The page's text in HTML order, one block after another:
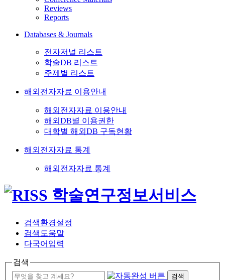
Reviews
Reports
Databases & Journals
전자저널 리스트
학술DB 리스트
주제별 리스트
해외전자자료 이용안내
해외전자자료 이용안내
해외DB별 이용권한
대학별 해외DB 구독현황
해외전자자료 통계
해외전자자료 통계
검색환경설정
검색도움말
다국어입력
검색
검색